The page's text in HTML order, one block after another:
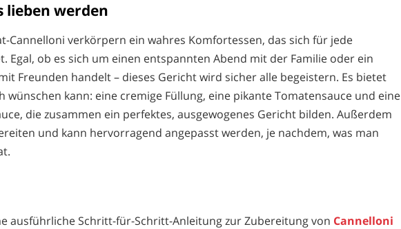
lieben werden
Cannelloni verkörpern ein wahres Komfortessen, das sich für jede
Egal, ob es sich um einen entspannten Abend mit der Familie oder ein
Freunden handelt – dieses Gericht wird sicher alle begeistern. Es bietet
wünschen kann: eine cremige Füllung, eine pikante Tomatensauce und eine
die zusammen ein perfektes, ausgewogenes Gericht bilden. Außerdem
und kann hervorragend angepasst werden, je nachdem, was man
ausführliche Schritt-für-Schritt-Anleitung zur Zubereitung von Cannelloni